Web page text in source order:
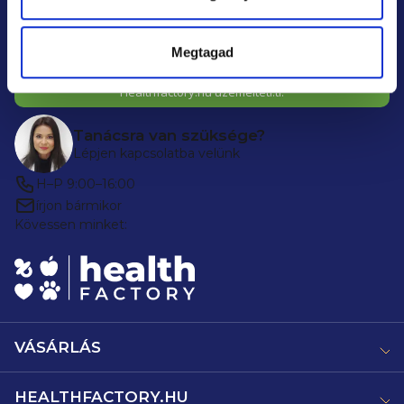
Megtagad
Az e-mail címe biztonságban van nálunk. A hírleveleket a
Healthfactory.hu üzemelteti.ti.
Tanácsra van szüksége?
Lépjen kapcsolatba velünk
H–P 9:00–16:00
írjon bármikor
Kövessen minket:
VÁSÁRLÁS
HEALTHFACTORY.HU